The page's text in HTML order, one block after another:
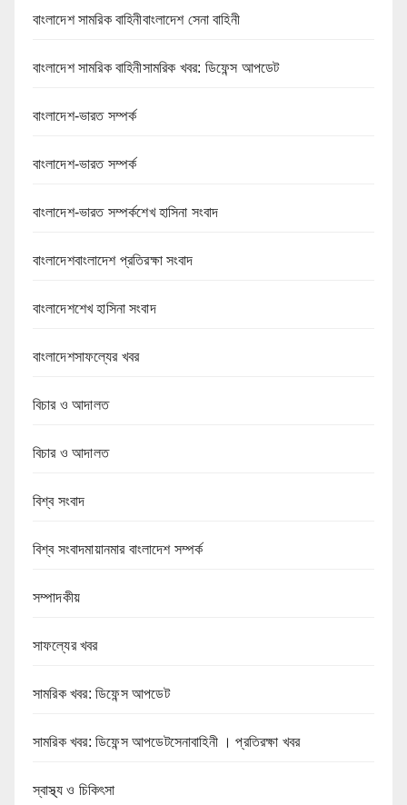
বাংলাদেশ সামরিক বাহিনীবাংলাদেশ সেনা বাহিনী
বাংলাদেশ সামরিক বাহিনীসামরিক খবর: ডিফেন্স আপডেট
বাংলাদেশ-ভারত সম্পর্ক
বাংলাদেশ-ভারত সম্পর্ক
বাংলাদেশ-ভারত সম্পর্কশেখ হাসিনা সংবাদ
বাংলাদেশবাংলাদেশ প্রতিরক্ষা সংবাদ
বাংলাদেশশেখ হাসিনা সংবাদ
বাংলাদেশসাফল্যের খবর
বিচার ও আদালত
বিচার ও আদালত
বিশ্ব সংবাদ
বিশ্ব সংবাদমায়ানমার বাংলাদেশ সম্পর্ক
সম্পাদকীয়
সাফল্যের খবর
সামরিক খবর: ডিফেন্স আপডেট
সামরিক খবর: ডিফেন্স আপডেটসেনাবাহিনী । প্রতিরক্ষা খবর
স্বাস্থ্য ও চিকিৎসা